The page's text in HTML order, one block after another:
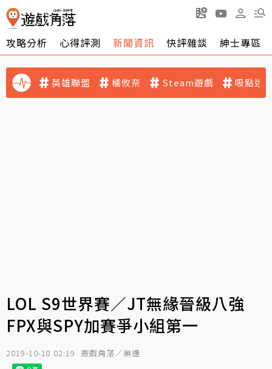
攻略分析 心得評測 新聞資訊 快評雜談 紳士專區
英雄聯盟 橘攸奈 Steam遊戲 吸點迷
LOL S9世界賽／JT無緣晉級八強
FPX與SPY加賽爭小組第一
2019-10-18 02:19 遊戲角落／無邊